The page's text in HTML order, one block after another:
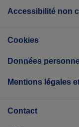
Accessibilité non
Cookies
Données
Mentions légales
Contact